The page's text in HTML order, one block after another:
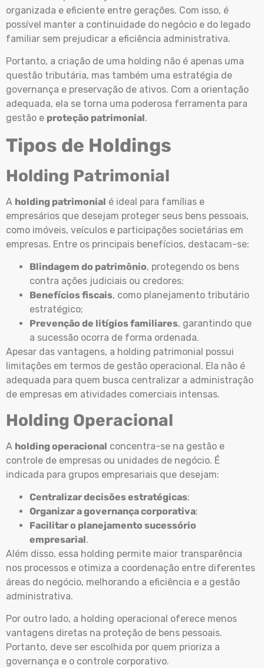
organizada e eficiente entre gerações. Com isso, é
possível manter a continuidade do negócio e do legado
familiar sem prejudicar a eficiência administrativa.
Portanto, a criação de uma holding não é apenas uma
questão tributária, mas também uma estratégia de
governança e preservação de ativos. Com a orientação
adequada, ela se torna uma poderosa ferramenta para
gestão e proteção patrimonial.
Tipos de Holdings
Holding Patrimonial
A holding patrimonial é ideal para famílias e
empresários que desejam proteger seus bens pessoais,
como imóveis, veículos e participações societárias em
empresas. Entre os principais benefícios, destacam-se:
Blindagem do patrimônio, protegendo os bens
contra ações judiciais ou credores;
Benefícios fiscais, como planejamento tributário
estratégico;
Prevenção de litígios familiares, garantindo que
a sucessão ocorra de forma ordenada.
Apesar das vantagens, a holding patrimonial possui
limitações em termos de gestão operacional. Ela não é
adequada para quem busca centralizar a administração
de empresas em atividades comerciais intensas.
Holding Operacional
A holding operacional concentra-se na gestão e
controle de empresas ou unidades de negócio. É
indicada para grupos empresariais que desejam:
Centralizar decisões estratégicas;
Organizar a governança corporativa;
Facilitar o planejamento sucessório
empresarial.
Além disso, essa holding permite maior transparência
nos processos e otimiza a coordenação entre diferentes
áreas do negócio, melhorando a eficiência e a gestão
administrativa.
Por outro lado, a holding operacional oferece menos
vantagens diretas na proteção de bens pessoais.
Portanto, deve ser escolhida por quem prioriza a
governança e o controle corporativo.